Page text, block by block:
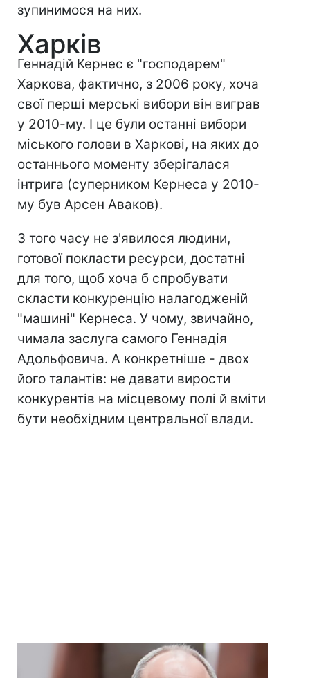
зупинимося на них.
Харків
Геннадій Кернес є "господарем"
Харкова, фактично, з 2006 року, хоча
свої перші мерські вибори він виграв
у 2010-му. І це були останні вибори
міського голови в Харкові, на яких до
останнього моменту зберігалася
інтрига (суперником Кернеса у 2010-
му був Арсен Аваков).
З того часу не з'явилося людини,
готової покласти ресурси, достатні
для того, щоб хоча б спробувати
скласти конкуренцію налагодженій
"машині" Кернеса. У чому, звичайно,
чимала заслуга самого Геннадія
Адольфовича. А конкретніше - двох
його талантів: не давати вирости
конкурентів на місцевому полі й вміти
бути необхідним центральної влади.